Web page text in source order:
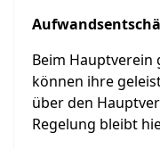
Beim
können ihre
über den
Regelung bleibt